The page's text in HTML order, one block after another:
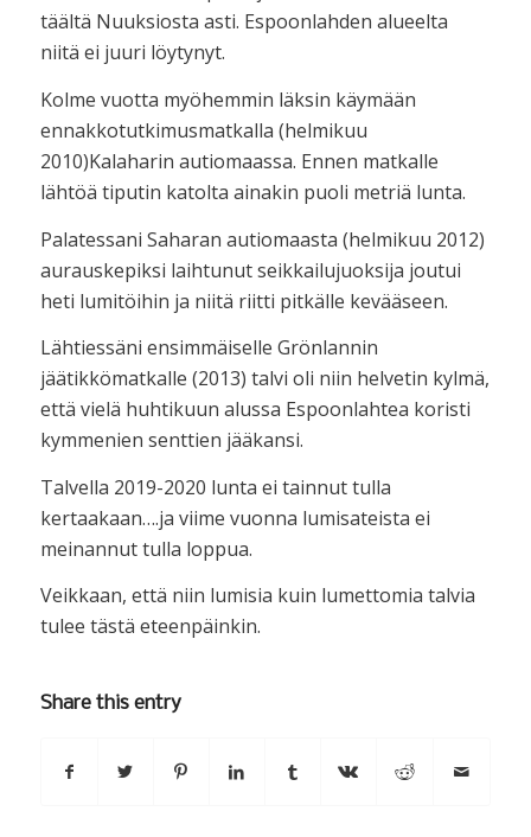
täältä Nuuksiosta asti. Espoonlahden alueelta
niitä ei juuri löytynyt.
Kolme vuotta myöhemmin läksin käymään
ennakkotutkimusmatkalla (helmikuu
2010)Kalaharin autiomaassa. Ennen matkalle
lähtöä tiputin katolta ainakin puoli metriä lunta.
Palatessani Saharan autiomaasta (helmikuu 2012)
aurauskepiksi laihtunut seikkailujuoksija joutui
heti lumitöihin ja niitä riitti pitkälle kevääseen.
Lähtiessäni ensimmäiselle Grönlannin
jäätikkömatkalle (2013) talvi oli niin helvetin kylmä,
että vielä huhtikuun alussa Espoonlahtea koristi
kymmenien senttien jääkansi.
Talvella 2019-2020 lunta ei tainnut tulla
kertaakaan….ja viime vuonna lumisateista ei
meinannut tulla loppua.
Veikkaan, että niin lumisia kuin lumettomia talvia
tulee tästä eteenpäinkin.
Share this entry